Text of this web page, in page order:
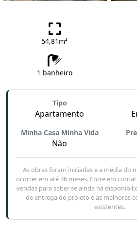
54,81m²
1 banheiro
Tipo
Apartamento
Minha Casa Minha Vida
Não
As obras foram iniciadas e a média do
ocorrer em até 36 meses. Entre em
vendas para saber se ainda há
de entrega do projeto e as melhores
existentes.